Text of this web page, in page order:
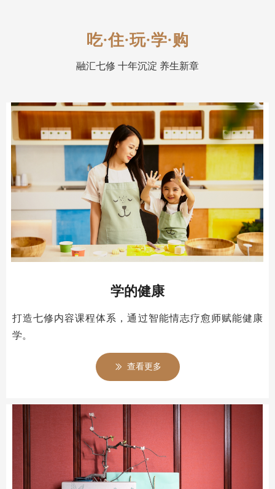
吃·住·玩·学·购
融汇七修 十年沉淀 养生新章
学的健康
打造七修内容课程体系，通过智能情志疗愈师赋能健康
学。
ꅀ 查看更多